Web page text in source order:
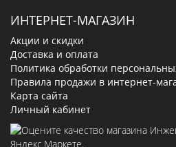
ИНТЕРНЕТ-МАГАЗИН
Акции и скидки
Доставка и оплата
Политика обработки
Правила продажи в интернет-
Карта сайта
Личный кабинет